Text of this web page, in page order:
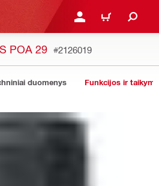
PRISIJUNGTI ARBA
PIRKINIŲ
POA 29 #2126019
duomenys Funkcijos ir